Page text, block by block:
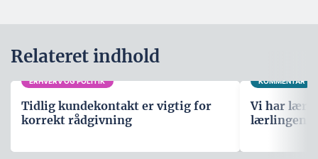
Relateret indhold
ERHVERV OG POLITIK
Tidlig kundekontakt er vigtig for
korrekt rådgivning
KOMMENTAR
Vi har
lærlingene